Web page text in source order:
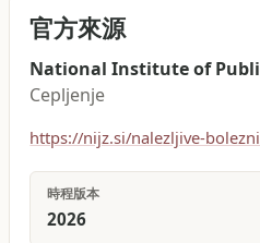
官方來源
National Institute of
Cepljenje
https://nijz.si/nalezljive-
時程版本
2026